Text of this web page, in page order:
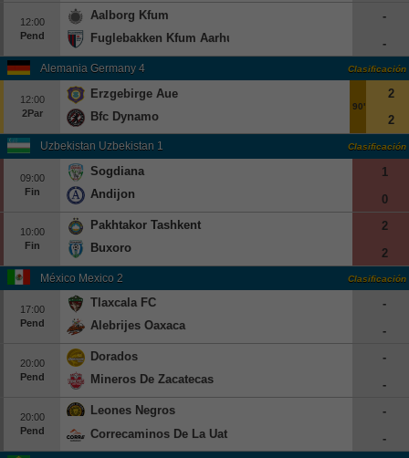
12:00
Pend
Aalborg Kfum
Fuglebakken Kfum Aarhus
-
-
Alemania Germany 4 Clasificación
12:00
2Par
Erzgebirge Aue
Bfc Dynamo
90'
2
2
Uzbekistan Uzbekistan 1 Clasificación
09:00
Fin
Sogdiana
Andijon
1
0
10:00
Fin
Pakhtakor Tashkent
Buxoro
2
2
México Mexico 2 Clasificación
17:00
Pend
Tlaxcala FC
Alebrijes Oaxaca
-
-
20:00
Pend
Dorados
Mineros De Zacatecas
-
-
20:00
Pend
Leones Negros
Correcaminos De La Uat
-
-